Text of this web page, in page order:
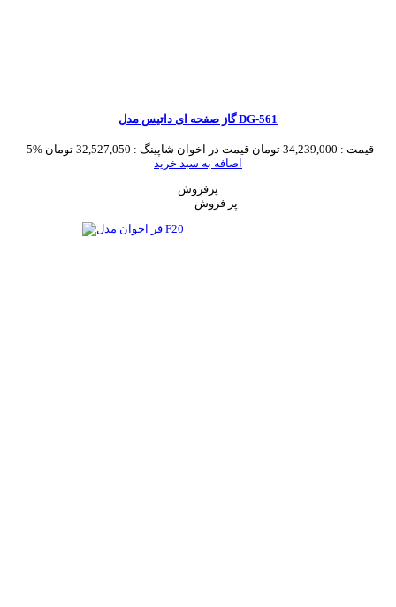
گاز صفحه ای داتیس مدل DG-561
-5% قیمت : 34,239,000 تومان قیمت در اخوان شاپینگ : 32,527,050 تومان
اضافه به سبد خرید
پرفروش